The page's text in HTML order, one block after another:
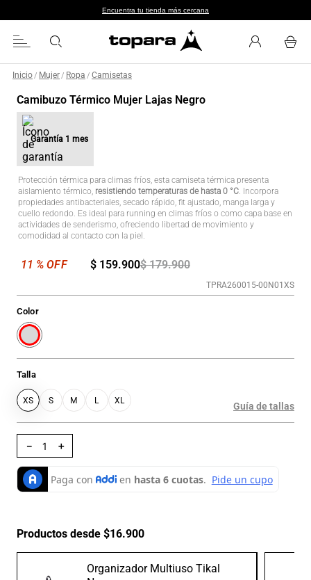
Encuentra tu tienda más cercana
Inicio / Mujer / Ropa / Camisetas
Camibuzo Térmico Mujer Lajas Negro
Garantía 1 mes
Protección térmica para climas fríos, esta camiseta térmica presenta
aislamiento térmico, resistiendo temperaturas de hasta 0 °C. Incorpora
propiedades antibacteriales, secado rápido, fit ajustado, manga larga y
cuello redondo. Es ideal para running en climas fríos o como capa base en
actividades de senderismo, ofreciendo libertad de movimiento y
comodidad al contacto con la piel.
$ 179.900
$ 159.900
TPRA260015-00N01XS
Talla
XS S M L XL
Color
Guía de tallas
＋
－
Productos desde $16.900
Organizador Multiuso Tikal